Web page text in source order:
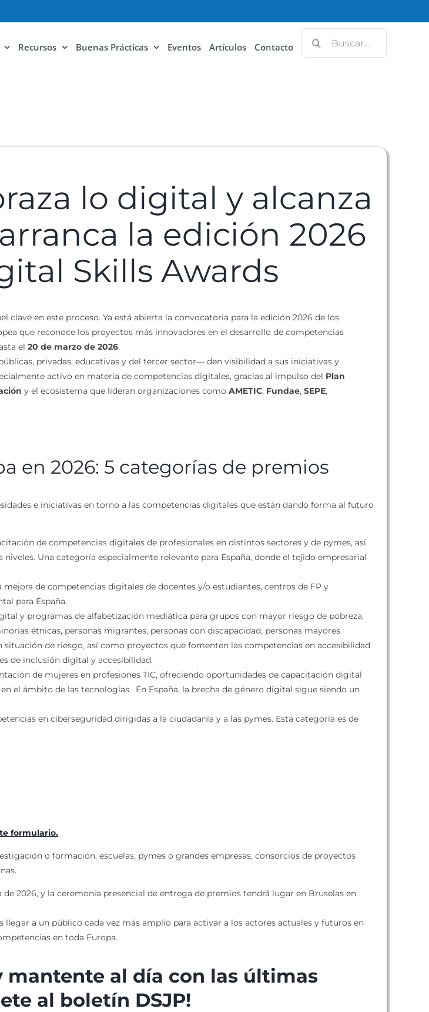
Recursos Buenas Prácticas Eventos Artículos Contacto
lo digital y alcanza
la edición 2026
Skills Awards
clave en este proceso. Ya está abierta la convocatoria para la edición 2026 de los
que reconoce los proyectos más innovadores en el desarrollo de competencias
el 20 de marzo de 2026.
privadas, educativas y del tercer sector— den visibilidad a sus iniciativas y
activo en materia de competencias digitales, gracias al impulso del Plan
y el ecosistema que lideran organizaciones como AMETIC, Fundae, SEPE,
en 2026: 5 categorías de premios
e iniciativas en torno a las competencias digitales que están dando forma al futuro
de competencias digitales de profesionales en distintos sectores y de pymes, así
Una categoría especialmente relevante para España, donde el tejido empresarial
de competencias digitales de docentes y/o estudiantes, centros de FP y
para España.
y programas de alfabetización mediática para grupos con mayor riesgo de pobreza,
étnicas, personas migrantes, personas con discapacidad, personas mayores
de riesgo, así como proyectos que fomenten las competencias en accesibilidad
de inclusión digital y accesibilidad.
de mujeres en profesiones TIC, ofreciendo oportunidades de capacitación digital
el ámbito de las tecnologías. En España, la brecha de género digital sigue siendo un
en ciberseguridad dirigidas a la ciudadanía y a las pymes. Esta categoría es de
formulario.
o formación, escuelas, pymes o grandes empresas, consorcios de proyectos
2026, y la ceremonia presencial de entrega de premios tendrá lugar en Bruselas en
a un público cada vez más amplio para activar a los actores actuales y futuros en
en toda Europa.
al día con las últimas
al boletín DSJP!